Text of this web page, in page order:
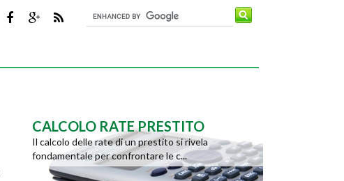
CALCOLO RATE PRESTITO
Il calcolo delle rate di un prestito si rivela
fondamentale per confrontare le c...